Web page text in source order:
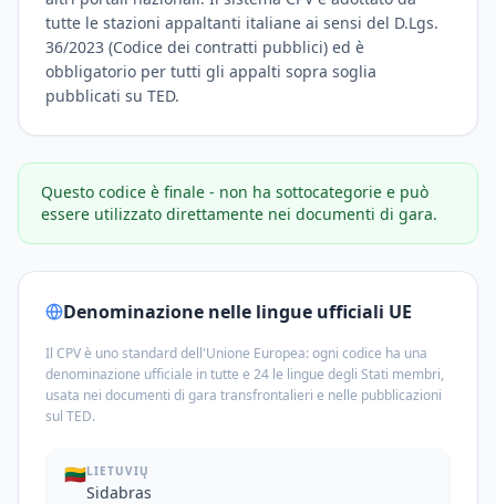
tutte le stazioni appaltanti italiane ai sensi del D.Lgs.
36/2023 (Codice dei contratti pubblici) ed è
obbligatorio per tutti gli appalti sopra soglia
pubblicati su TED.
Questo codice è finale - non ha sottocategorie e può
essere utilizzato direttamente nei documenti di gara.
Denominazione nelle lingue ufficiali UE
Il CPV è uno standard dell'Unione Europea: ogni codice ha una
denominazione ufficiale in tutte e 24 le lingue degli Stati membri,
usata nei documenti di gara transfrontalieri e nelle pubblicazioni
sul TED.
🇱🇹LIETUVIŲ
Sidabras